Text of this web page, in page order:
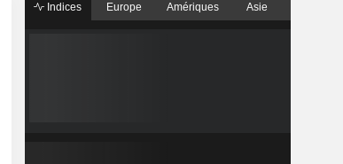
Indices Europe Amériques Asie